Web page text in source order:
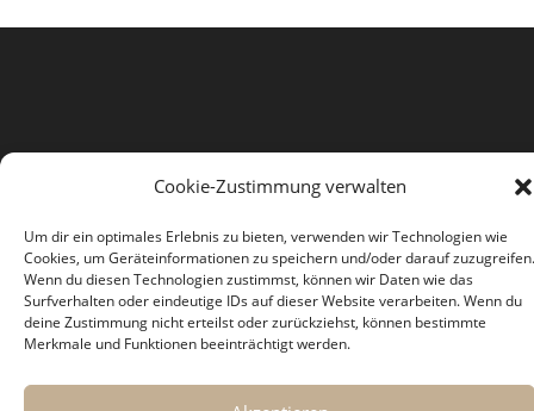
Cookie-Zustimmung verwalten
Um dir ein optimales Erlebnis zu bieten, verwenden wir Technologien wie
Cookies, um Geräteinformationen zu speichern und/oder darauf zuzugreifen.
Wenn du diesen Technologien zustimmst, können wir Daten wie das
Surfverhalten oder eindeutige IDs auf dieser Website verarbeiten. Wenn du
deine Zustimmung nicht erteilst oder zurückziehst, können bestimmte
Merkmale und Funktionen beeinträchtigt werden.
Über uns Impressum
Datenschutzerklärung
Geschäftsbedingungen
Cookie-Richtlinie (EU)
alopezie24 ist Teilnehmer des Partnerprogramms von Amazon Services
LLC, einem Partnerwerbeprogramm, das zur Bereitstellung eines
Werbekostenerstattungen verdient werden können. Copyright 2026
alopezie24